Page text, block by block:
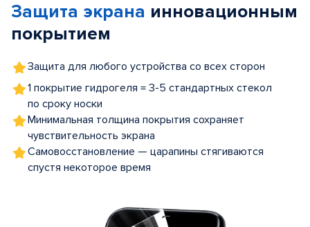
5
Защита экрана инновационным
покрытием
Защита для любого устройства со всех сторон
1 покрытие гидрогеля = 3-5 стандартных стекол
по сроку носки
Минимальная толщина покрытия сохраняет
чувствительность экрана
Самовосстановление — царапины стягиваются
спустя некоторое время